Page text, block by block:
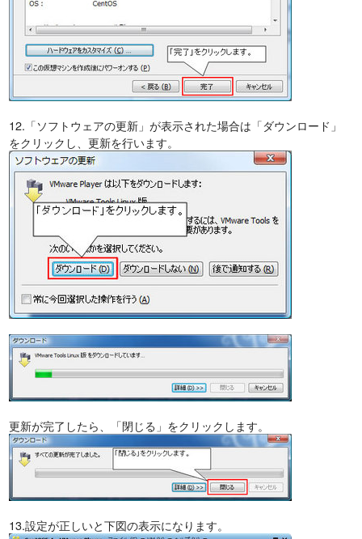
12.「ソフトウェアの更新」が表示された場合は「ダウンロード」
をクリックし、更新を行います。
更新が完了したら、「閉じる」をクリックします。
13.設定が正しいと下図の表示になります。